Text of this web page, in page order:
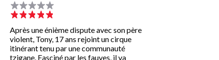
Après une énième dispute avec son père
violent, Tony, 17 ans rejoint un cirque
itinérant tenu par une communauté
tzigane. Fasciné par les fauves, il va